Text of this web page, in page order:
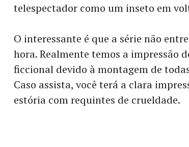
telespectador como um inseto em
O interessante é que a série não
hora. Realmente temos a impressão
ficcional devido à montagem de
Caso assista, você terá a clara
estória com requintes de crueldade.